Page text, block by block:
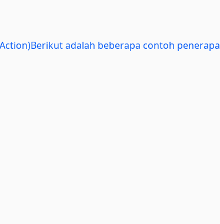
adalah beberapa contoh